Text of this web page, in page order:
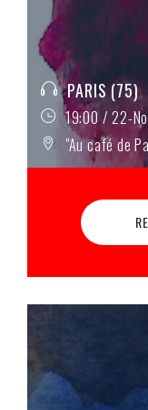
PARIS (75)
19:00 / 22-
"Au café de